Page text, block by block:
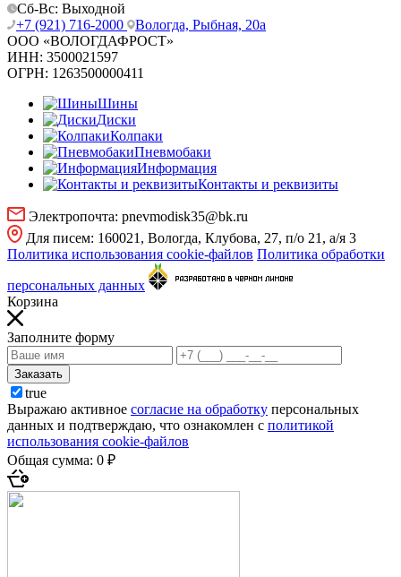
Сб-Вс: Выходной
+7 (921) 716-2000
Вологда, Рыбная, 20а
ООО «ВОЛОГДАФРОСТ»
ИНН: 3500021597
ОГРН: 1263500000411
Шины
Диски
Колпаки
Пневмобаки
Информация
Контакты и реквизиты
Электропочта: pnevmodisk35@bk.ru
Для писем: 160021, Вологда, Клубова, 27, п/о 21, а/я 3
Политика использования cookie-файлов Политика обработки
персональных данных
Корзина
Заполните форму
Заказать
true
Выражаю активное согласие на обработку персональных
данных и подтверждаю, что ознакомлен с политикой
использования cookie-файлов
Общая сумма: 0 ₽